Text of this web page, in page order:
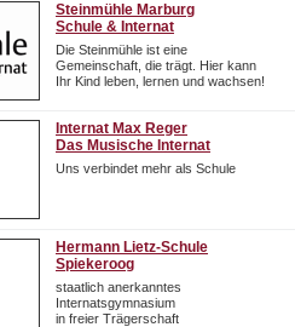
Steinmühle Marburg
Schule & Internat
Die Steinmühle ist eine
Gemeinschaft, die trägt. Hier kann
Ihr Kind leben, lernen und wachsen!
Internat Max Reger
Das Musische Internat
Uns verbindet mehr als Schule
Hermann Lietz-Schule
Spiekeroog
staatlich anerkanntes
Internatsgymnasium
in freier Trägerschaft